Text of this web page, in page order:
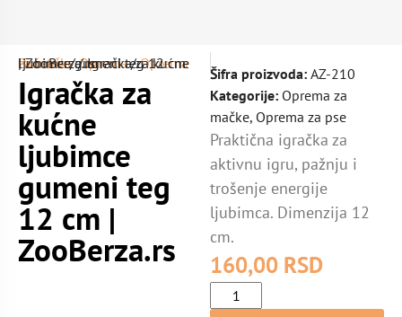
Početna/Oprema/
Oprema za mačke
/ Igračka za kućne ljubimce gumeni teg 12 cm | ZooBerza.rs
Igračka za
kućne
ljubimce
gumeni teg
12 cm |
ZooBerza.rs
Šifra proizvoda: AZ-210
Kategorije: Oprema za
mačke, Oprema za pse
Praktična igračka za
aktivnu igru, pažnju i
trošenje energije
ljubimca. Dimenzija 12
cm.
160,00 RSD